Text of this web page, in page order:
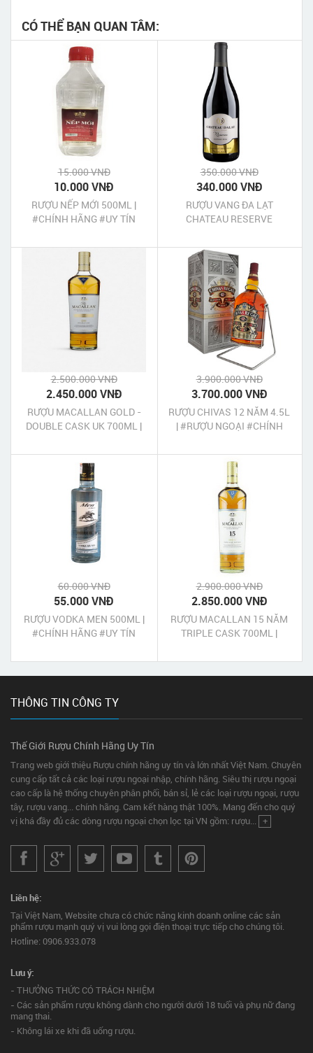
CÓ THỂ BẠN QUAN TÂM:
15.000 VNĐ
10.000 VNĐ
RƯỢU NẾP MỚI 500ML |
#CHÍNH HÃNG #UY TÍN
350.000 VNĐ
340.000 VNĐ
RƯỢU VANG ĐA LẠT
CHATEAU RESERVE
750ML
2.500.000 VNĐ
2.450.000 VNĐ
RƯỢU MACALLAN GOLD -
DOUBLE CASK UK 700ML |
HÃNG #UY TÍN
3.900.000 VNĐ
3.700.000 VNĐ
RƯỢU CHIVAS 12 NĂM 4.5L
| #RƯỢU NGOẠI #CHÍNH
60.000 VNĐ
55.000 VNĐ
RƯỢU VODKA MEN 500ML |
#CHÍNH HÃNG #UY TÍN
2.900.000 VNĐ
2.850.000 VNĐ
RƯỢU MACALLAN 15 NĂM
TRIPLE CASK 700ML |
HÃNG #UY TÍN
THÔNG TIN CÔNG TY
Thế Giới Rượu Chính Hãng Uy Tín
Trang web giới thiệu Rượu chính hãng uy tín và lớn nhất Việt Nam. Chuyên
cung cấp tất cả các loại rượu ngoại nhập, chính hãng. Siêu thị rượu ngoại
cao cấp là hệ thống chuyên phân phối, bán sỉ, lẻ các loại rượu ngoại, rượu
tây, rượu vang... chính hãng. Cam kết hàng thật 100%. Mang đến cho quý
vị khá đầy đủ các dòng rượu ngoại chọn lọc tại VN gồm: rượu... +
Liên hệ:
Tại Việt Nam, Website chưa có chức năng kinh doanh online các sản
phẩm rượu mạnh quý vị vui lòng gọi điện thoại trực tiếp cho chúng tôi.
Hotline: 0906.933.078
Lưu ý:
- THƯỞNG THỨC CÓ TRÁCH NHIỆM
- Các sản phẩm rượu không dành cho người dưới 18 tuổi và phụ nữ đang
mang thai.
- Không lái xe khi đã uống rượu.